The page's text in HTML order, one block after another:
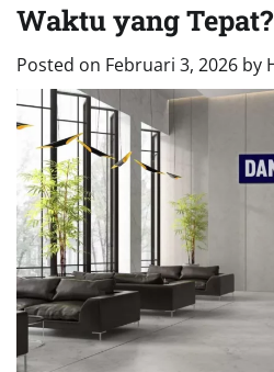
Waktu yang Tepat?
Posted on Februari 3, 2026 by